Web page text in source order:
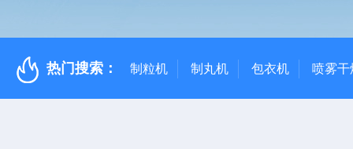
热门搜索： 制粒机 制丸机 包衣机 喷雾干